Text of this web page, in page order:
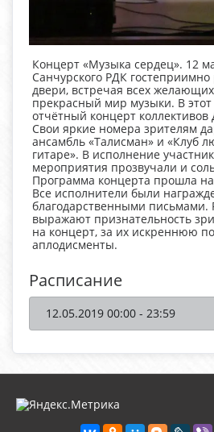
Концерт «Музыка сердец». 12
Санчурского РДК гостеприимно
двери, встречая всех желающих
прекрасный мир музыки. В этот
отчётный концерт коллективов
Свои яркие номера зрителям
ансамбль «Талисман» и «Клуб
гитаре». В исполнение
мероприятия прозвучали и
Программа концерта прошла
Все исполнители были
благодарственными письмами.
выражают признательность
на концерт, за их искреннюю
аплодисменты.
Расписание
12.05.2019 00:00 - 23:59